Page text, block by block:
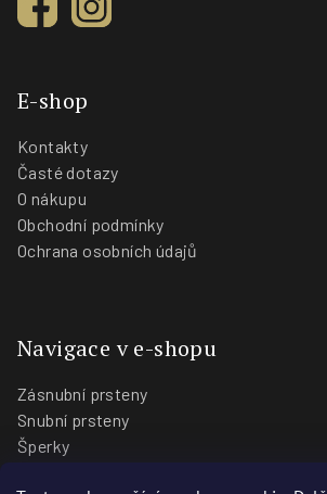
E-shop
Kontakty
Časté dotazy
O nákupu
Obchodní podmínky
Ochrana osobních údajů
Navigace v e-shopu
Zásnubní prsteny
Snubní prsteny
Šperky